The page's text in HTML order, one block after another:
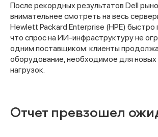
После рекордных результатов Dell
внимательнее смотреть на весь
Hewlett Packard Enterprise (HPE)
что спрос на ИИ-инфраструктуру не
одним поставщиком: клиенты
оборудование, необходимое для новых
нагрузок.
Отчет превзошел